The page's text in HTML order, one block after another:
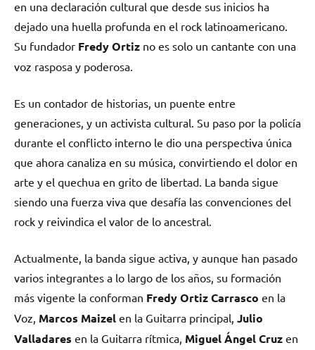
en una declaración cultural que desde sus inicios ha
dejado una huella profunda en el rock latinoamericano.
Su fundador Fredy Ortiz no es solo un cantante con una
voz rasposa y poderosa.
Es un contador de historias, un puente entre
generaciones, y un activista cultural. Su paso por la policía
durante el conflicto interno le dio una perspectiva única
que ahora canaliza en su música, convirtiendo el dolor en
arte y el quechua en grito de libertad. La banda sigue
siendo una fuerza viva que desafía las convenciones del
rock y reivindica el valor de lo ancestral.
Actualmente, la banda sigue activa, y aunque han pasado
varios integrantes a lo largo de los años, su formación
más vigente la conforman Fredy Ortiz Carrasco en la
Voz, Marcos Maizel en la Guitarra principal, Julio
Valladares en la Guitarra rítmica, Miguel Ángel Cruz en